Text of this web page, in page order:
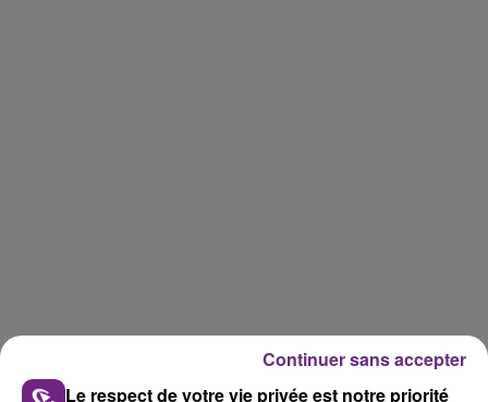
Le respect de votre vie privée est notre priorité
Continuer sans accepter